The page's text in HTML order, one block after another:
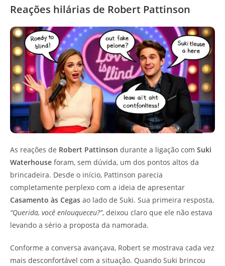
Reações hilárias de Robert Pattinson
As reações de Robert Pattinson durante a ligação com Suki
Waterhouse foram, sem dúvida, um dos pontos altos da
brincadeira. Desde o início, Pattinson parecia
completamente perplexo com a ideia de apresentar
Casamento às Cegas ao lado de Suki. Sua primeira resposta,
“Querida, você enlouqueceu?”, deixou claro que ele não estava
levando a sério a proposta da namorada.
Conforme a conversa avançava, Robert se mostrava cada vez
mais desconfortável com a situação. Quando Suki brincou